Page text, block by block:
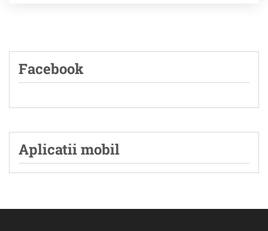
Facebook
Aplicatii mobil